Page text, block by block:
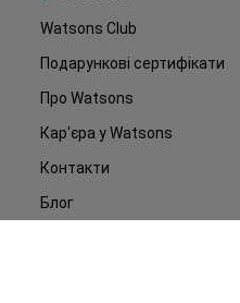
Watsons Club
Подарункові сертифікати
Про Watsons
Кар'єра у Watsons
Контакти
Блог